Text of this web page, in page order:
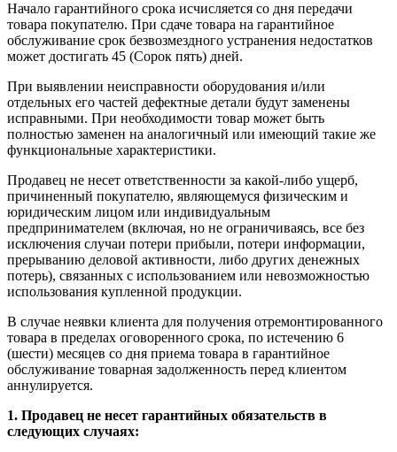
Начало гарантийного срока исчисляется со дня передачи
товара покупателю. При сдаче товара на гарантийное
обслуживание срок безвозмездного устранения недостатков
может достигать 45 (Сорок пять) дней.
При выявлении неисправности оборудования и/или
отдельных его частей дефектные детали будут заменены
исправными. При необходимости товар может быть
полностью заменен на аналогичный или имеющий такие же
функциональные характеристики.
Продавец не несет ответственности за какой-либо ущерб,
причиненный покупателю, являющемуся физическим и
юридическим лицом или индивидуальным
предпринимателем (включая, но не ограничиваясь, все без
исключения случаи потери прибыли, потери информации,
прерыванию деловой активности, либо других денежных
потерь), связанных с использованием или невозможностью
использования купленной продукции.
В случае неявки клиента для получения отремонтированного
товара в пределах оговоренного срока, по истечению 6
(шести) месяцев со дня приема товара в гарантийное
обслуживание товарная задолженность перед клиентом
аннулируется.
1. Продавец не несет гарантийных обязательств в
следующих случаях: